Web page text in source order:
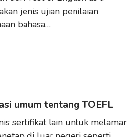
jenis ujian penilaian
bahasa…
umum tentang TOEFL
sertifikat lain untuk melamar